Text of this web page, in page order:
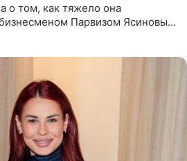
о том, как тяжело она
Парвизом Ясиновым.